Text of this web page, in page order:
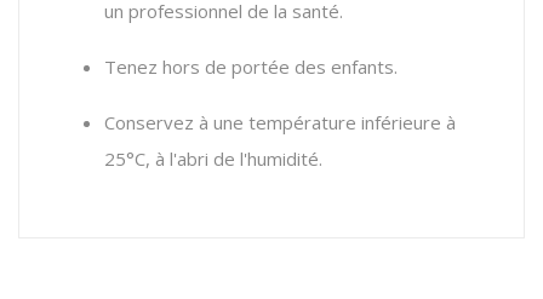
un professionnel de la santé.
Tenez hors de portée des enfants.
Conservez à une température inférieure à
25°C, à l'abri de l'humidité.